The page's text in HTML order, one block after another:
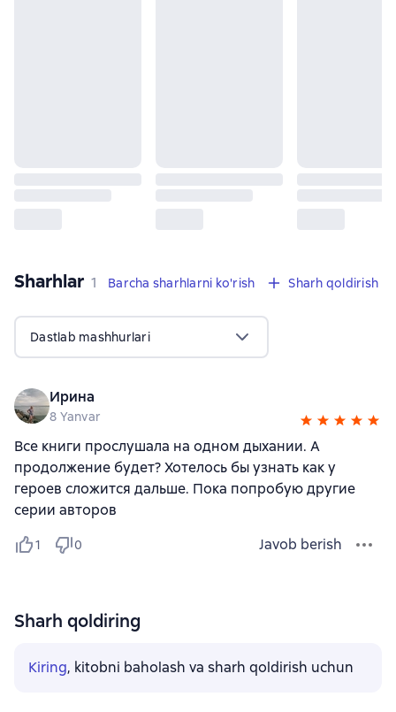
Sharhlar 1 sharh
1 Barcha sharhlarni ko'rish Sharh qoldirish
Dastlab mashhurlari
Ирина
8 Yanvar
Все книги прослушала на одном дыхании. А
продолжение будет? Хотелось бы узнать как у
героев сложится дальше. Пока попробую другие
серии авторов
1 0 Javob berish
Sharh qoldiring
Kiring, kitobni baholash va sharh qoldirish uchun